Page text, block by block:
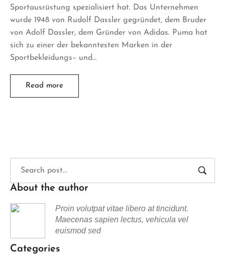
Sportausrüstung spezialisiert hat. Das Unternehmen
wurde 1948 von Rudolf Dassler gegründet, dem Bruder
von Adolf Dassler, dem Gründer von Adidas. Puma hat
sich zu einer der bekanntesten Marken in der
Sportbekleidungs– und…
Read more
About the author
Proin volutpat vitae libero at tincidunt.
Maecenas sapien lectus, vehicula vel
euismod sed
Categories